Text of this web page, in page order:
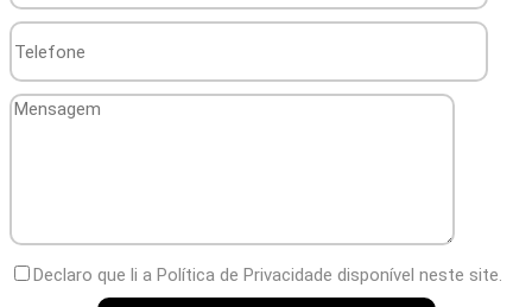
Declaro que li a Política de Privacidade disponível neste site.